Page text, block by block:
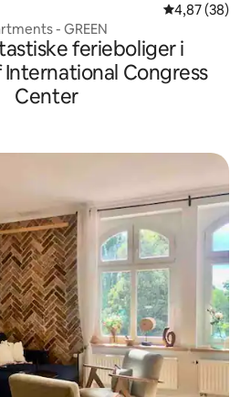
4,87 ud af 5 i
4,87 (38)
- GREEN
ferieboliger i
Congress
Center